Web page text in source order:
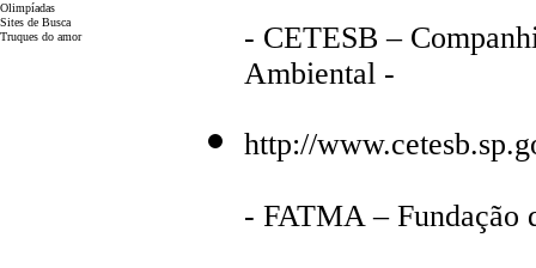
Olimpíadas
Sites de Busca
Truques do amor
- CETESB –
Ambiental -
http://
- FATMA – Fundação